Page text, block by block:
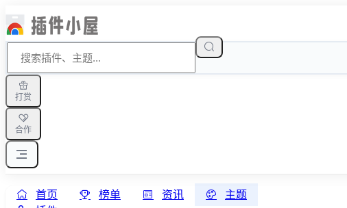
打赏
合作
首页 榜单 资讯
主题